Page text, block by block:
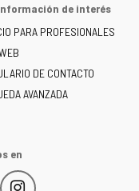
de interés
PARA PROFESIONALES
DE CONTACTO
AVANZADA
en
Instagram